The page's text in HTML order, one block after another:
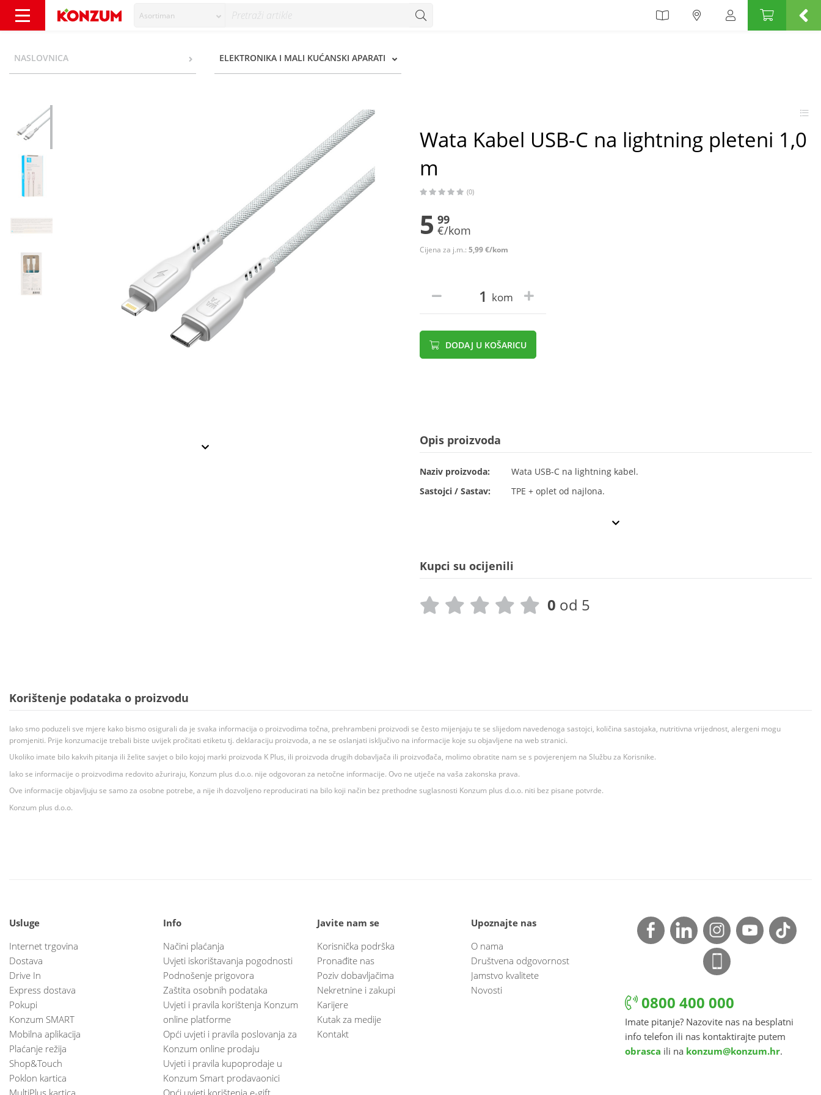
Asortiman
NASLOVNICA ELEKTRONIKA I MALI KUĆANSKI APARATI
Wata Kabel USB-C na lightning pleteni 1,0
m
(0)
5 99
€/kom
Cijena za j.m.: 5,99 €/kom
kom
DODAJ U KOŠARICU
Opis proizvoda
Naziv proizvoda:
Wata USB-C na lightning kabel.
Sastojci / Sastav:
TPE + oplet od najlona.
Kupci su ocijenili
0 od 5
Korištenje podataka o proizvodu
Iako smo poduzeli sve mjere kako bismo osigurali da je svaka informacija o proizvodima točna, prehrambeni proizvodi se često mijenjaju te se slijedom navedenoga sastojci, količina sastojaka, nutritivna vrijednost, alergeni mogu
promjeniti. Prije konzumacije trebali biste uvijek pročitati etiketu tj. deklaraciju proizvoda, a ne se oslanjati isključivo na informacije koje su objavljene na web stranici.
Ukoliko imate bilo kakvih pitanja ili želite savjet o bilo kojoj marki proizvoda K Plus, ili proizvoda drugih dobavljača ili proizvođača, molimo obratite nam se s povjerenjem na Službu za Korisnike.
Iako se informacije o proizvodima redovito ažuriraju, Konzum plus d.o.o. nije odgovoran za netočne informacije. Ovo ne utječe na vaša zakonska prava.
Ove informacije objavljuju se samo za osobne potrebe, a nije ih dozvoljeno reproducirati na bilo koji način bez prethodne suglasnosti Konzum plus d.o.o. niti bez pisane potvrde.
Konzum plus d.o.o.
Usluge
Internet trgovina
Dostava
Drive In
Express dostava
Pokupi
Konzum SMART
Mobilna aplikacija
Plaćanje režija
Shop&Touch
Poklon kartica
MultiPlus kartica
Info
Načini plaćanja
Uvjeti iskorištavanja pogodnosti
Podnošenje prigovora
Zaštita osobnih podataka
Uvjeti i pravila korištenja Konzum
online platforme
Opći uvjeti i pravila poslovanja za
Konzum online prodaju
Uvjeti i pravila kupoprodaje u
Konzum Smart prodavaonici
Opći uvjeti korištenja e-gift
Javite nam se
Korisnička podrška
Pronađite nas
Poziv dobavljačima
Nekretnine i zakupi
Karijere
Kutak za medije
Kontakt
Upoznajte nas
O nama
Društvena odgovornost
Jamstvo kvalitete
Novosti
0800 400 000
Imate pitanje? Nazovite nas na besplatni
info telefon ili nas kontaktirajte putem
obrasca ili na konzum@konzum.hr.